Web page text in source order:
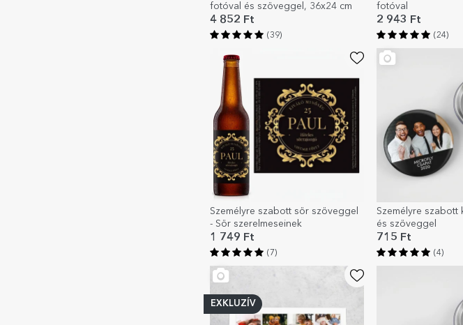
fotóval és szöveggel, 36x24 cm
4 852 Ft
(39)
fotóval
2 943 Ft
(24)
Személyre szabott sör szöveggel
- Sör szerelmeseinek
1 749 Ft
(7)
Személyre szabott
és szöveggel
715 Ft
(4)
EXKLUZÍV